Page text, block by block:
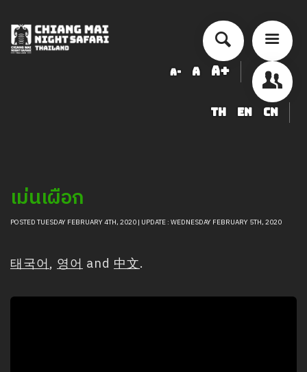
A- A A+
TH EN CN
เม่นเผือก
POSTED TUESDAY FEBRUARY 4TH, 2020 | UPDATE : WEDNESDAY FEBRUARY 5TH, 2020
태국어, 영어 and 中文.